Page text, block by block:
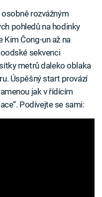
rozvážným
pohledů na hodinky
Čong-un až na
sekvenci
metrů daleko oblaka
Úspěšný start provází
jak v řídícím
Podívejte se sami: